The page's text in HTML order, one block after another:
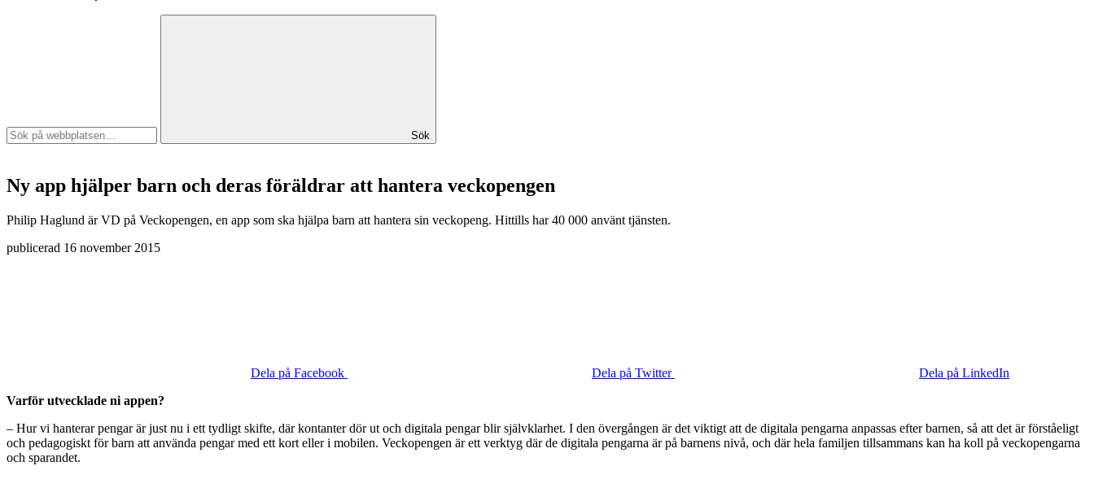
Sök
Ny app hjälper barn och deras föräldrar att hantera veckopengen
Philip Haglund är VD på Veckopengen, en app som ska hjälpa barn att hantera sin veckopeng. Hittills har 40 000 använt tjänsten.
publicerad 16 november 2015
Dela på Facebook Dela på Twitter
Dela på LinkedIn
Varför utvecklade ni appen?
– Hur vi hanterar pengar är just nu i ett tydligt skifte, där kontanter dör ut och digitala pengar blir självklarhet. I den övergången är det viktigt att de digitala pengarna anpassas efter barnen, så att det är förståeligt
och pedagogiskt för barn att använda pengar med ett kort eller i mobilen. Veckopengen är ett verktyg där de digitala pengarna är på barnens nivå, och där hela familjen tillsammans kan ha koll på veckopengarna
och sparandet.